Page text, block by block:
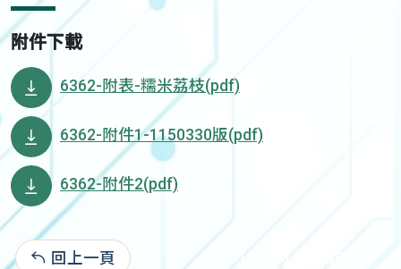
附件下載
6362-附表-糯米荔枝(pdf)
6362-附件1-1150330版(pdf)
6362-附件2(pdf)
回上一頁 115-05-12:160